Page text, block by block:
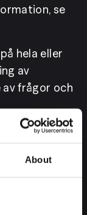
About
se
hela eller
av
frågor och
Nylund,
kontakta